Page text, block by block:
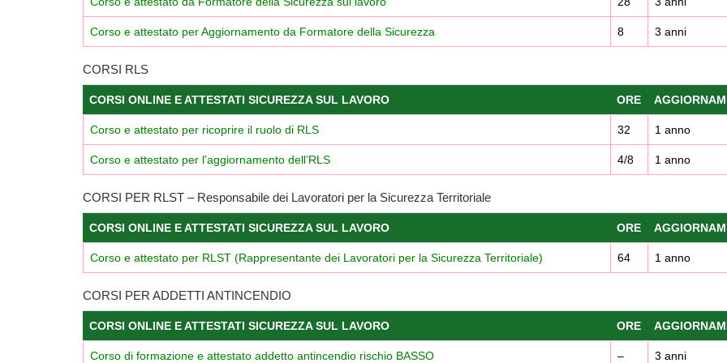
Corso e attestato per Aggiornamento da Formatore della Sicurezza 8 3 anni
CORSI RLS
CORSI ONLINE E ATTESTATI SICUREZZA SUL LAVORO ORE
Corso e attestato per ricoprire il ruolo di RLS 32 1 anno
Corso e attestato per l’aggiornamento dell’RLS 4/8 1 anno
CORSI PER RLST – Responsabile dei Lavoratori per la Sicurezza Territoriale
CORSI ONLINE E ATTESTATI SICUREZZA SUL LAVORO ORE
Corso e attestato per RLST (Rappresentante dei Lavoratori per la Sicurezza Territoriale) 64 1 anno
CORSI PER ADDETTI ANTINCENDIO
CORSI ONLINE E ATTESTATI SICUREZZA SUL LAVORO ORE
Corso di formazione e attestato addetto antincendio rischio BASSO – 3 anni